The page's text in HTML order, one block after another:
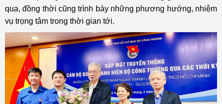
qua, đồng thời cũng trình bày những phương hướng, nhiệm
vụ trọng tâm trong thời gian tới.